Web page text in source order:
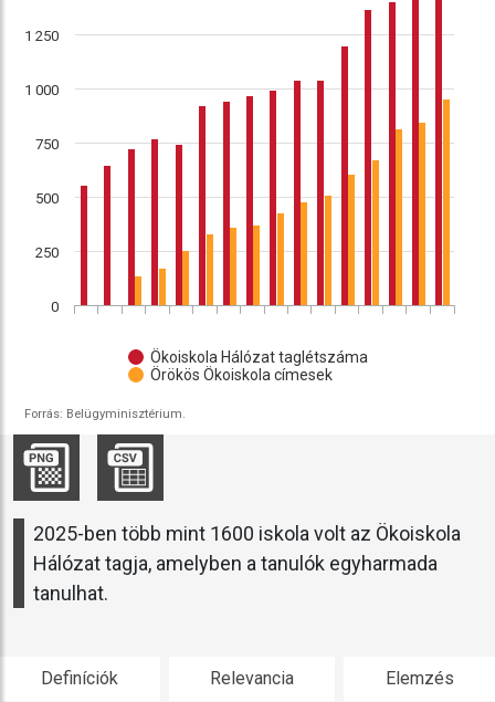
Forrás: Belügyminisztérium.
0
250
500
750
1 000
1 250
Ökoiskola Hálózat taglétszáma
Örökös Ökoiskola címesek
2025-ben több mint 1600 iskola volt az Ökoiskola
Hálózat tagja, amelyben a tanulók egyharmada
tanulhat.
Definíciók Relevancia Elemzés